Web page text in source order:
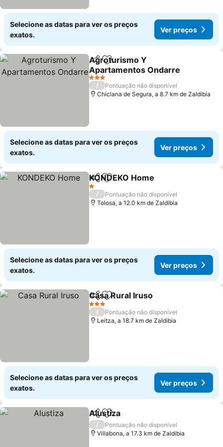
Selecione as datas para ver os preços
exatos.
Ver preços
PartilharAdicionar aos favoritos
Agroturismo Y
Apartamentos Ondarre
Ver preços
3 Estrelas
/
Pontuação não disponível
Chiclana de Segura, a 8.7 km de Zaldibia
Selecione as datas para ver os preços
exatos.
Ver preços
PartilharAdicionar aos favoritos
KONDEKO Home
1 Estrelas
/
Pontuação não disponível
Tolosa, a 12.0 km de Zaldibia
Selecione as datas para ver os preços
exatos.
Ver preços
PartilharAdicionar aos favoritos
Casa Rural Iruso
3 Estrelas
/
Pontuação não disponível
Leitza, a 18.7 km de Zaldibia
Selecione as datas para ver os preços
exatos.
Ver preços
PartilharAdicionar aos favoritos
Alustiza
/
Pontuação não disponível
Villabona, a 17.3 km de Zaldibia